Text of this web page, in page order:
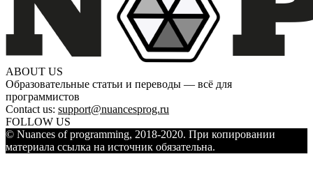
ABOUT US
Образовательные статьи и переводы — всё для
программистов
Contact us: support@nuancesprog.ru
FOLLOW US
© Nuances of programming, 2018-2020. При копировании
материала ссылка на источник обязательна.